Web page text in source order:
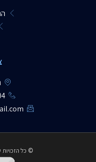
© כל הזכויות